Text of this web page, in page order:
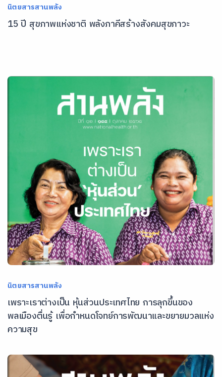
นิตยสารสานพลัง
15 ปี สุขภาพแห่งชาติ พลังภาคีสร้างสังคมสุขภาวะ
นิตยสารสานพลัง
เพราะเราต่างเป็น หุ้นส่วนประเทศไทย การลุกขึ้นของ
พลเมืองตื่นรู้ เพื่อกำหนดโจทย์การพัฒนาและขยายมวลแห่ง
ความสุข